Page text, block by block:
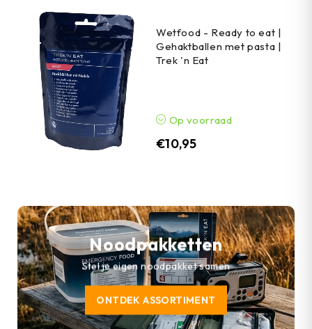
Wetfood - Ready to eat |
Gehaktballen met pasta |
Trek 'n Eat
Op voorraad
€10,95
Noodpakketten
Stel je eigen noodpakket samen
ONTDEK ASSORTIMENT